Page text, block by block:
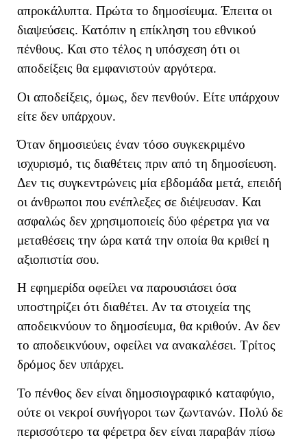
απροκάλυπτα. Πρώτα το δημοσίευμα. Έπειτα οι
διαψεύσεις. Κατόπιν η επίκληση του εθνικού
πένθους. Και στο τέλος η υπόσχεση ότι οι
αποδείξεις θα εμφανιστούν αργότερα.
Οι αποδείξεις, όμως, δεν πενθούν. Είτε υπάρχουν
είτε δεν υπάρχουν.
Όταν δημοσιεύεις έναν τόσο συγκεκριμένο
ισχυρισμό, τις διαθέτεις πριν από τη δημοσίευση.
Δεν τις συγκεντρώνεις μία εβδομάδα μετά, επειδή
οι άνθρωποι που ενέπλεξες σε διέψευσαν. Και
ασφαλώς δεν χρησιμοποιείς δύο φέρετρα για να
μεταθέσεις την ώρα κατά την οποία θα κριθεί η
αξιοπιστία σου.
Η εφημερίδα οφείλει να παρουσιάσει όσα
υποστηρίζει ότι διαθέτει. Αν τα στοιχεία της
αποδεικνύουν το δημοσίευμα, θα κριθούν. Αν δεν
το αποδεικνύουν, οφείλει να ανακαλέσει. Τρίτος
δρόμος δεν υπάρχει.
Το πένθος δεν είναι δημοσιογραφικό καταφύγιο,
ούτε οι νεκροί συνήγοροι των ζωντανών. Πολύ δε
περισσότερο τα φέρετρα δεν είναι παραβάν πίσω